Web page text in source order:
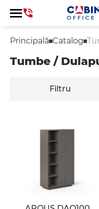
Principală Catalog
Tumbe /
Filtru